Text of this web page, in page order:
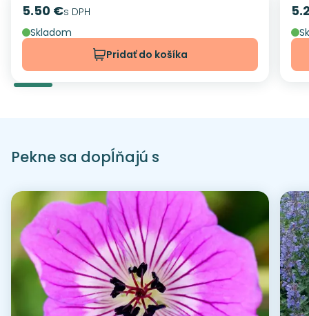
Cena
5.50 €s DPH
Skladom
Pridať do košíka
Pekne sa dopĺňajú s